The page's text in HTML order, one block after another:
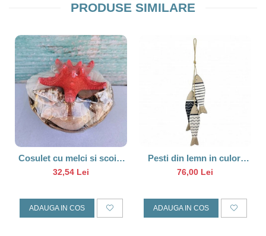
PRODUSE SIMILARE
Cosulet cu melci si scoici
Stea rosie
32,54 Lei
ADAUGA IN COS
Pesti din lemn in culori
marine
76,00 Lei
ADAUGA IN COS